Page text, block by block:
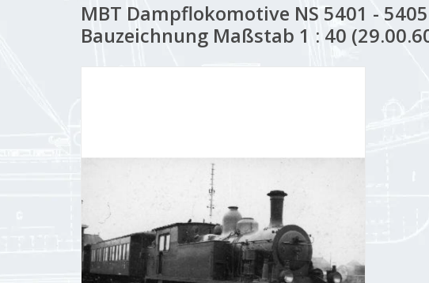
MBT Dampflokomotive NS 5401 -
Bauzeichnung Maßstab 1 : 40